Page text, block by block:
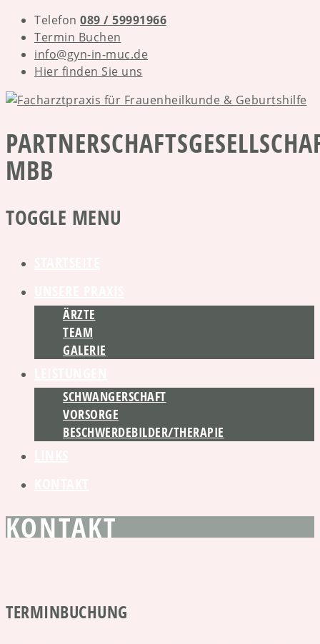
Telefon 089 / 59991966
Termin Buchen
info@gyn-in-muc.de
Hier finden Sie uns
MBB
TOGGLE MENU
content
ÄRZTE
TEAM
GALERIE
SCHWANGERSCHAFT
VORSORGE
BESCHWERDEBILDER/THERAPIE
KONTAKT
TERMINBUCHUNG